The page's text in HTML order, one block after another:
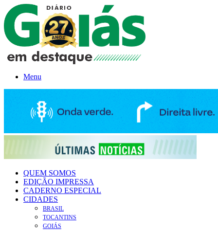
Menu
QUEM SOMOS
EDIÇÃO IMPRESSA
CADERNO ESPECIAL
CIDADES
BRASIL
TOCANTINS
GOIÁS